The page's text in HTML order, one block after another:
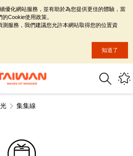
集集線
優化網站服務，並有助於為您提供更佳的體驗，當
Cookie使用政策。
服務，我們建議您允許本網站取得您的位置資
知道了